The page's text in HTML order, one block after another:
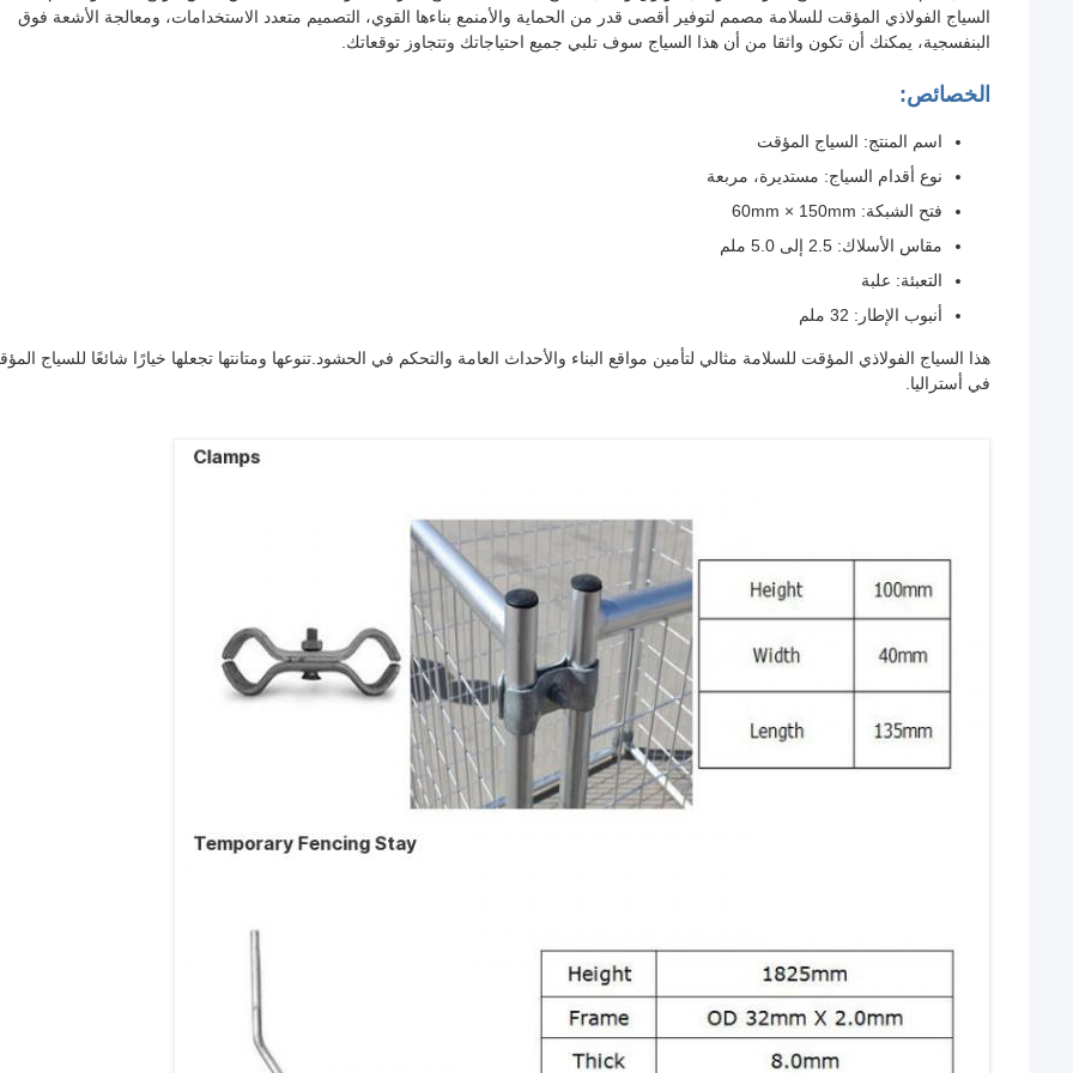
السياج الفولاذي المؤقت للسلامة مصمم لتوفير أقصى قدر من الحماية والأمنمع بناءها القوي، التصميم متعدد الاستخدامات، ومعالجة الأشعة فوق
البنفسجية، يمكنك أن تكون واثقا من أن هذا السياج سوف تلبي جميع احتياجاتك وتتجاوز توقعاتك.
الخصائص:
اسم المنتج: السياج المؤقت
نوع أقدام السياج: مستديرة، مربعة
فتح الشبكة: 60mm × 150mm
مقاس الأسلاك: 2.5 إلى 5.0 ملم
التعبئة: علبة
أنبوب الإطار: 32 ملم
هذا السياج الفولاذي المؤقت للسلامة مثالي لتأمين مواقع البناء والأحداث العامة والتحكم في الحشود.تنوعها ومتانتها تجعلها خيارًا شائعًا للسياج
في أستراليا.